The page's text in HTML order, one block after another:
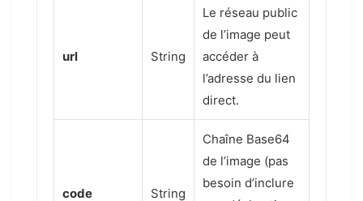
url String
Le réseau public
de l’image peut
accéder à
l’adresse du lien
direct.
code String
Chaîne Base64
de l’image (pas
besoin d’inclure